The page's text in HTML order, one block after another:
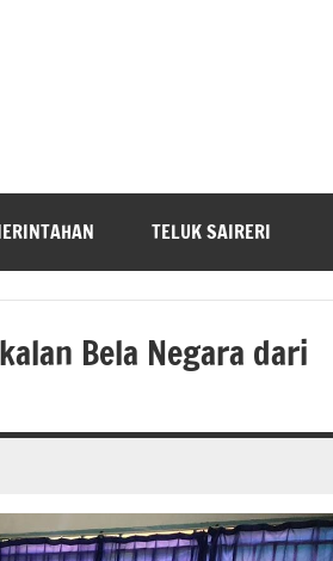
TELUK SAIRERI
Bela Negara dari